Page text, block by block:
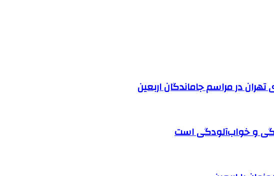
و خواب‌آلودگی است